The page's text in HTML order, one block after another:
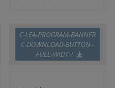
C-LEA-PROGRAM-BANNER
C-DOWNLOAD-BUTTON--
FULL-WIDTH